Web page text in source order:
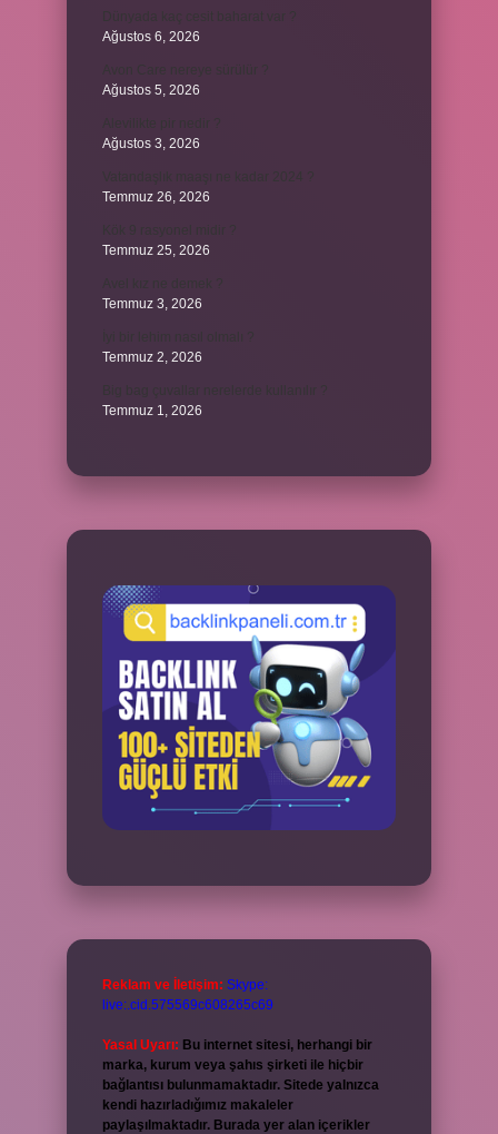
Ağustos 6, 2026
Ağustos 5, 2026
Ağustos 3, 2026
Temmuz 26, 2026
Temmuz 25, 2026
Temmuz 3, 2026
Temmuz 2, 2026
Temmuz 1, 2026
Reklam ve İletişim: Skype:
live:.cid.575569c608265c69
Yasal Uyarı: Bu internet sitesi, herhangi bir
marka, kurum veya şahıs şirketi ile hiçbir
bağlantısı bulunmamaktadır. Sitede yalnızca
kendi hazırladığımız makaleler
paylaşılmaktadır. Burada yer alan içerikler